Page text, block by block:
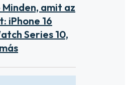
Minden, amit az
iPhone 16
Series 10,